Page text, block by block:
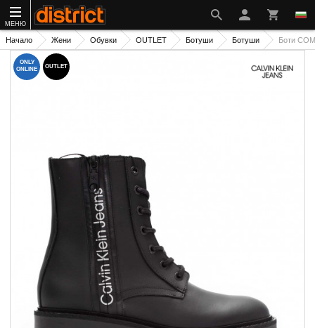
МЕНЮ
Начало Жени Обувки OUTLET Ботуши Ботуши Боти
ONLY
ONLINE
OUTLET